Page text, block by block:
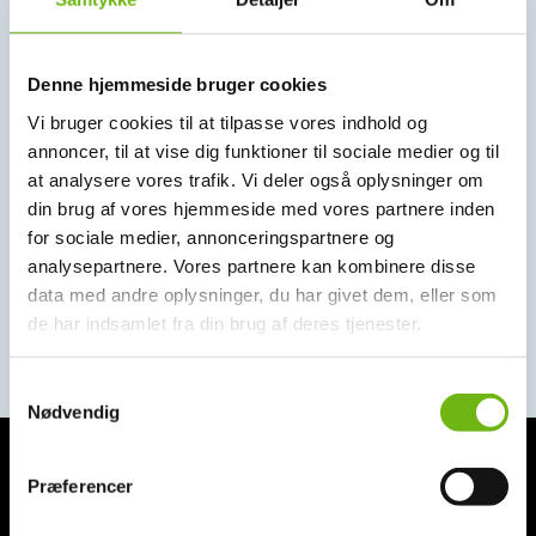
Denne hjemmeside bruger cookies
Vi bruger cookies til at tilpasse vores indhold og
annoncer, til at vise dig funktioner til sociale medier og til
at analysere vores trafik. Vi deler også oplysninger om
din brug af vores hjemmeside med vores partnere inden
for sociale medier, annonceringspartnere og
analysepartnere. Vores partnere kan kombinere disse
data med andre oplysninger, du har givet dem, eller som
de har indsamlet fra din brug af deres tjenester.
Nødvendig
Præferencer